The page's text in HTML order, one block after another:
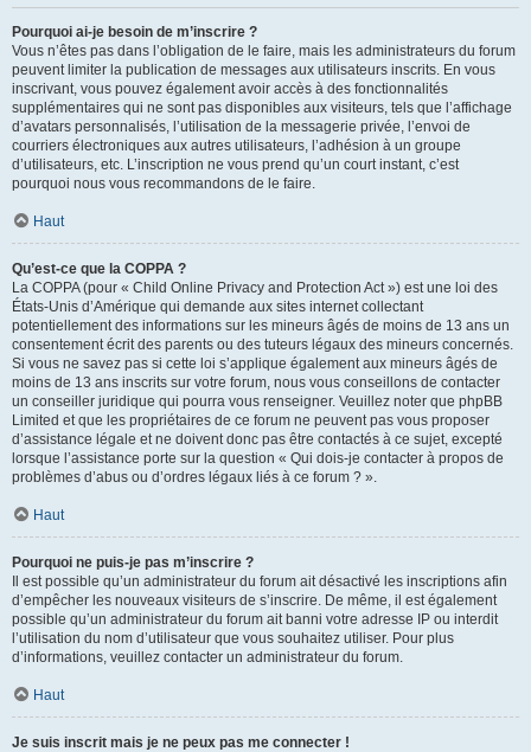
Pourquoi ai-je besoin de m’inscrire ?
Vous n’êtes pas dans l’obligation de le faire, mais les administrateurs du forum
peuvent limiter la publication de messages aux utilisateurs inscrits. En vous
inscrivant, vous pouvez également avoir accès à des fonctionnalités
supplémentaires qui ne sont pas disponibles aux visiteurs, tels que l’affichage
d’avatars personnalisés, l’utilisation de la messagerie privée, l’envoi de
courriers électroniques aux autres utilisateurs, l’adhésion à un groupe
d’utilisateurs, etc. L’inscription ne vous prend qu’un court instant, c’est
pourquoi nous vous recommandons de le faire.
Haut
Qu’est-ce que la COPPA ?
La COPPA (pour « Child Online Privacy and Protection Act ») est une loi des
États-Unis d’Amérique qui demande aux sites internet collectant
potentiellement des informations sur les mineurs âgés de moins de 13 ans un
consentement écrit des parents ou des tuteurs légaux des mineurs concernés.
Si vous ne savez pas si cette loi s’applique également aux mineurs âgés de
moins de 13 ans inscrits sur votre forum, nous vous conseillons de contacter
un conseiller juridique qui pourra vous renseigner. Veuillez noter que phpBB
Limited et que les propriétaires de ce forum ne peuvent pas vous proposer
d’assistance légale et ne doivent donc pas être contactés à ce sujet, excepté
lorsque l’assistance porte sur la question « Qui dois-je contacter à propos de
problèmes d’abus ou d’ordres légaux liés à ce forum ? ».
Haut
Pourquoi ne puis-je pas m’inscrire ?
Il est possible qu’un administrateur du forum ait désactivé les inscriptions afin
d’empêcher les nouveaux visiteurs de s’inscrire. De même, il est également
possible qu’un administrateur du forum ait banni votre adresse IP ou interdit
l’utilisation du nom d’utilisateur que vous souhaitez utiliser. Pour plus
d’informations, veuillez contacter un administrateur du forum.
Haut
Je suis inscrit mais je ne peux pas me connecter !